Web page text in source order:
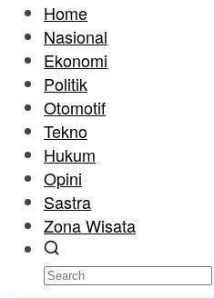
Home
Nasional
Ekonomi
Politik
Otomotif
Tekno
Hukum
Opini
Sastra
Zona Wisata